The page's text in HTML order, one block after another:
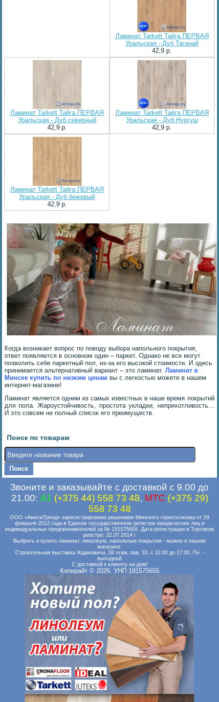
Ламинат Tarkett Тайга ПЕРВАЯ
Уральская - Дуб Таганай
42,9 p.
Ламинат Tarkett Тайга ПЕРВАЯ
Уральская - Дуб северный
42,9 p.
Ламинат Tarkett Тайга ПЕРВАЯ
Уральская - Дуб Нургуш
42,9 p.
Ламинат Tarkett Тайга ПЕРВАЯ
Уральская - Дуб бежевый
42,9 p.
Когда возникает вопрос по поводу выбора напольного покрытия,
ответ появляется в основном один – паркет. Однако не все могут
позволить себе паркетный пол, из-за его высокой стоимости. И здесь
принимается альтернативный вариант – это ламинат.Ламинат в
Минске купить по низким ценам вы с легкостью можете в нашем
интернет-магазине!
Ламинат является одним из самых известных в наше время покрытий
для пола. Жароустойчивость, простота укладки, неприхотливость…
И это совсем не полный список его преимуществ.
Поиск по товарам
Звоните и заказывайте с доставкой с 9.00 до
21.00: A1 (+375 44) 558 73 48, MTC (+375 29)
558 73 48
ООО «АмегаТренд» зарегистрировано решением Минского горисполкома от 29
февраля 2012 года в Едином государственном регистре юридических лиц и
индивидуальных предпринимателей за № 191575655. Дата регистрации в Торговом
реестре: 22.07.2014 г
Выбрать и купить ламинат, линолеум, напольные покрытия - можно в нашем
магазине:
Строительная выставка Ждановичи, 2й этаж, пав. 33, с 11:00 до 17:00, Пн. -
выходной
С доставкой к клиенту на дом!
Копирайт © 2026. УНП 191575655